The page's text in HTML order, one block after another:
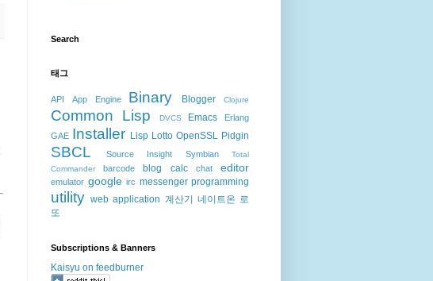
Search
태그
API App Engine Binary Blogger Clojure
Common Lisp DVCS Emacs
Erlang
GAE Installer Lisp Lotto OpenSSL Pidgin
SBCL Source Insight Symbian
Total
Commander
barcode blog calc chat editor
emulator google irc messenger programming
utility web application 계산기 네이트온 로
또
Subscriptions & Banners
Kaisyu on feedburner